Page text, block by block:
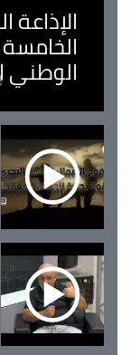
الإذاعة
الوطني